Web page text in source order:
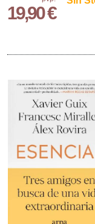
19,90 €